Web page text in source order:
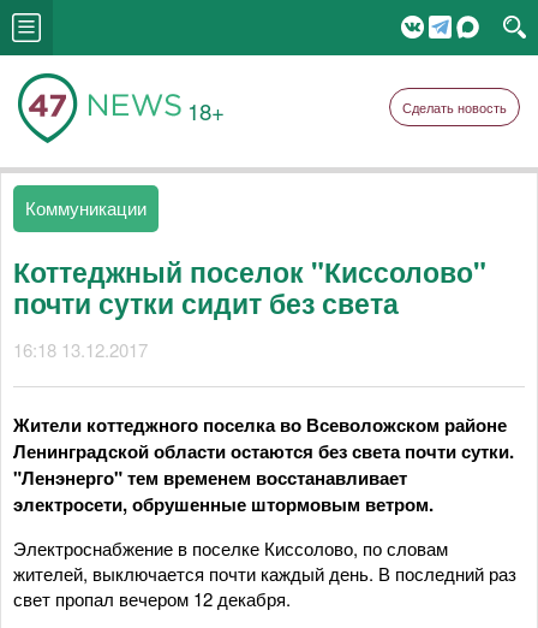
18+ Сделать новость
Коммуникации
Коттеджный поселок "Киссолово"
почти сутки сидит без света
16:18 13.12.2017
Жители коттеджного поселка во Всеволожском районе
Ленинградской области остаются без света почти сутки.
"Ленэнерго" тем временем восстанавливает
электросети, обрушенные штормовым ветром.
Электроснабжение в поселке Киссолово, по словам
жителей, выключается почти каждый день. В последний раз
свет пропал вечером 12 декабря.